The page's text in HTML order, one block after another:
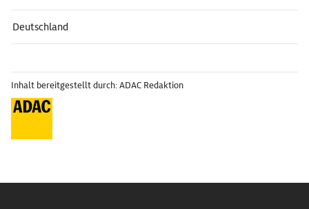
Deutschland
Inhalt bereitgestellt durch: ADAC Redaktion